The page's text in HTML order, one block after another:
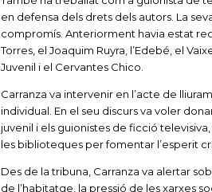
en defensa dels drets dels autors. La
compromís. Anteriorment havia estat
Torres, el Joaquim Ruyra, l’Edebé, el
Juvenil i el Cervantes Chico.
Carranza va intervenir en l’acte de
individual. En el seu discurs va voler
juvenil i els guionistes de ficció
les biblioteques per fomentar l’esperit
Des de la tribuna, Carranza va alertar
de l’habitatge, la pressió de les xarxes